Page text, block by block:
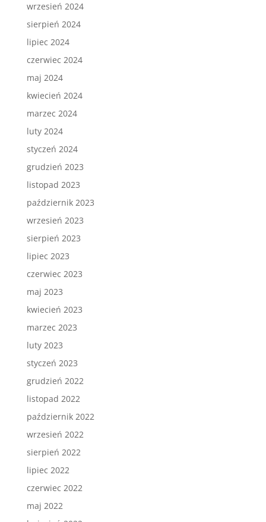
wrzesień 2024
sierpień 2024
lipiec 2024
czerwiec 2024
maj 2024
kwiecień 2024
marzec 2024
luty 2024
styczeń 2024
grudzień 2023
listopad 2023
październik 2023
wrzesień 2023
sierpień 2023
lipiec 2023
czerwiec 2023
maj 2023
kwiecień 2023
marzec 2023
luty 2023
styczeń 2023
grudzień 2022
listopad 2022
październik 2022
wrzesień 2022
sierpień 2022
lipiec 2022
czerwiec 2022
maj 2022